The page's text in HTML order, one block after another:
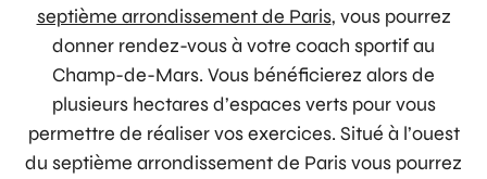
septième arrondissement de Paris, vous pourrez
donner rendez-vous à votre coach sportif au
Champ-de-Mars. Vous bénéficierez alors de
plusieurs hectares d’espaces verts pour vous
permettre de réaliser vos exercices. Situé à l’ouest
du septième arrondissement de Paris vous pourrez